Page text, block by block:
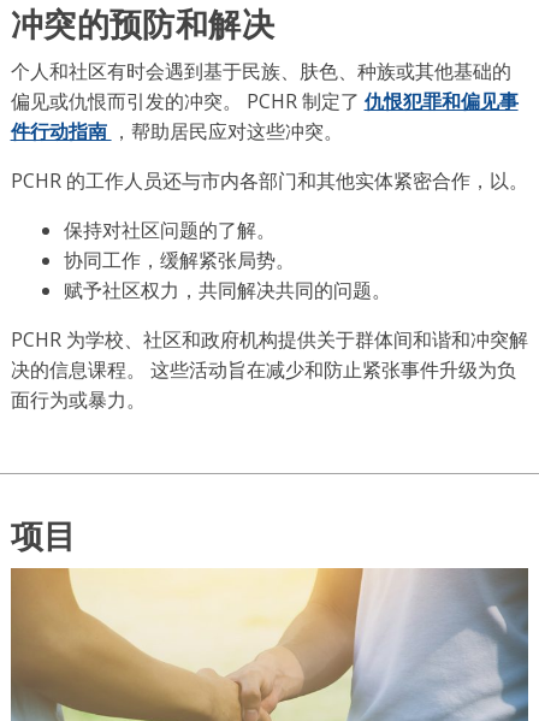
冲突的预防和解决
个人和社区有时会遇到基于民族、肤色、种族或其他基础的
偏见或仇恨而引发的冲突。 PCHR 制定了 仇恨犯罪和偏见事
件行动指南 ，帮助居民应对这些冲突。
PCHR 的工作人员还与市内各部门和其他实体紧密合作，以。
保持对社区问题的了解。
协同工作，缓解紧张局势。
赋予社区权力，共同解决共同的问题。
PCHR 为学校、社区和政府机构提供关于群体间和谐和冲突解
决的信息课程。 这些活动旨在减少和防止紧张事件升级为负
面行为或暴力。
项目